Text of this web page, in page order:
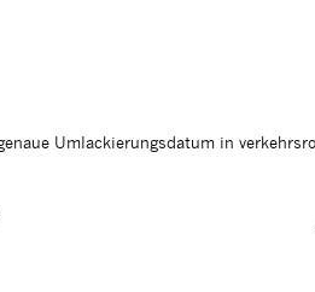
Umlackierungsdatum in